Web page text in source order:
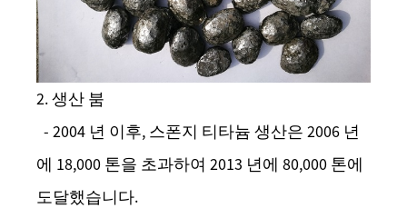
2. 생산 붐
- 2004 년 이후, 스폰지 티타늄 생산은 2006 년
에 18,000 톤을 초과하여 2013 년에 80,000 톤에
도달했습니다.